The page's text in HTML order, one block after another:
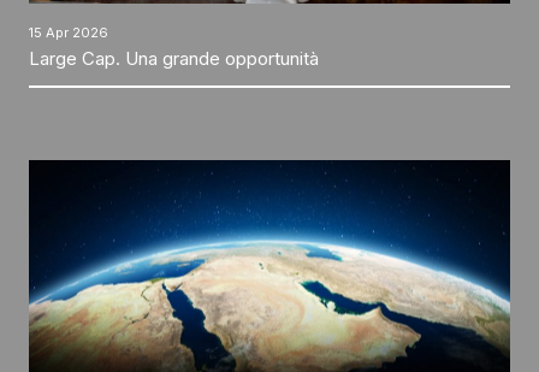
15 Apr 2026
Large Cap. Una grande opportunità